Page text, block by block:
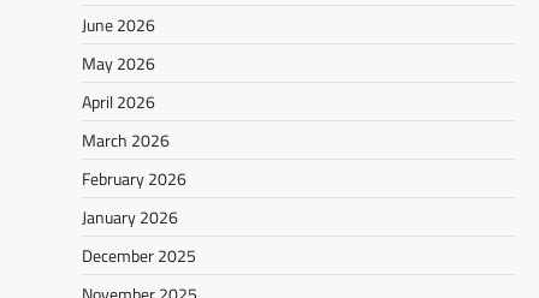
June 2026
May 2026
April 2026
March 2026
February 2026
January 2026
December 2025